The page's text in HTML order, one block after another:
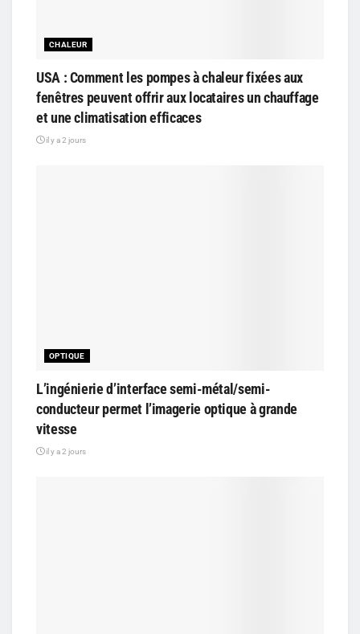
CHALEUR
USA : Comment les pompes à chaleur fixées aux
fenêtres peuvent offrir aux locataires un chauffage
et une climatisation efficaces
il y a 2 jours
OPTIQUE
L’ingénierie d’interface semi-métal/semi-
conducteur permet l’imagerie optique à grande
vitesse
il y a 2 jours